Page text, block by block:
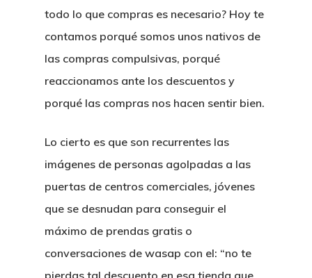
todo lo que compras es necesario? Hoy te
contamos porqué somos unos nativos de
las compras compulsivas, porqué
reaccionamos ante los descuentos y
porqué las compras nos hacen sentir bien.
Lo cierto es que son recurrentes las
imágenes de personas agolpadas a las
puertas de centros comerciales, jóvenes
que se desnudan para conseguir el
máximo de prendas gratis o
conversaciones de wasap con el: “no te
pierdas tal descuento en esa tienda que